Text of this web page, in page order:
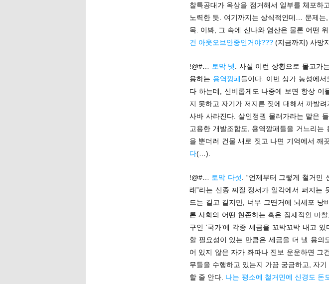
찰특공대가 옥상을 점거해서 일부를 체포하
노력한 듯. 여기까지는 상식적인데… 문제는
목. 이봐, 그 속에 신나와 염산은 물론 어떤
건 아웃오브안중인거야???(지금까지) 사망
!@#… 토막 넷
. 사실 이런 상황으로 몰고가
용하는 용역깡패들이다. 이번 상가 농성에
다 하는데, 신비롭게도 나중에 보면 항상
지 못하고 자기가 저지른 짓에 대해서 까발
사바 사라진다. 살인정권 물러가라는 말은
고용한 개발조합도, 용역깡패들을 거느리
을 뿐더러 건물 새로 짓고 나면 기억에서 깨
다(…).
!@#… 토막 다섯
. “언제부터 그렇게 철거
래”라는 신종 찌질 정서가 일각에서 퍼지는
드는 길고 길지만, 너무 그딴거에 뇌세포
론 사회의 어떤 현존하는 혹은 잠재적인 마
구인 ‘국가’에 각종 세금을 꼬박꼬박 내고
할 필요성이 있는 만큼은 세금을 더 낼 용의
어 있지 않은 자가 좌파나 진보 운운하면 그
무들을 수행하고 있는지 가끔 궁금하고, 자
할 줄 안다. 나는 평소에 철거민에 신경도 돈